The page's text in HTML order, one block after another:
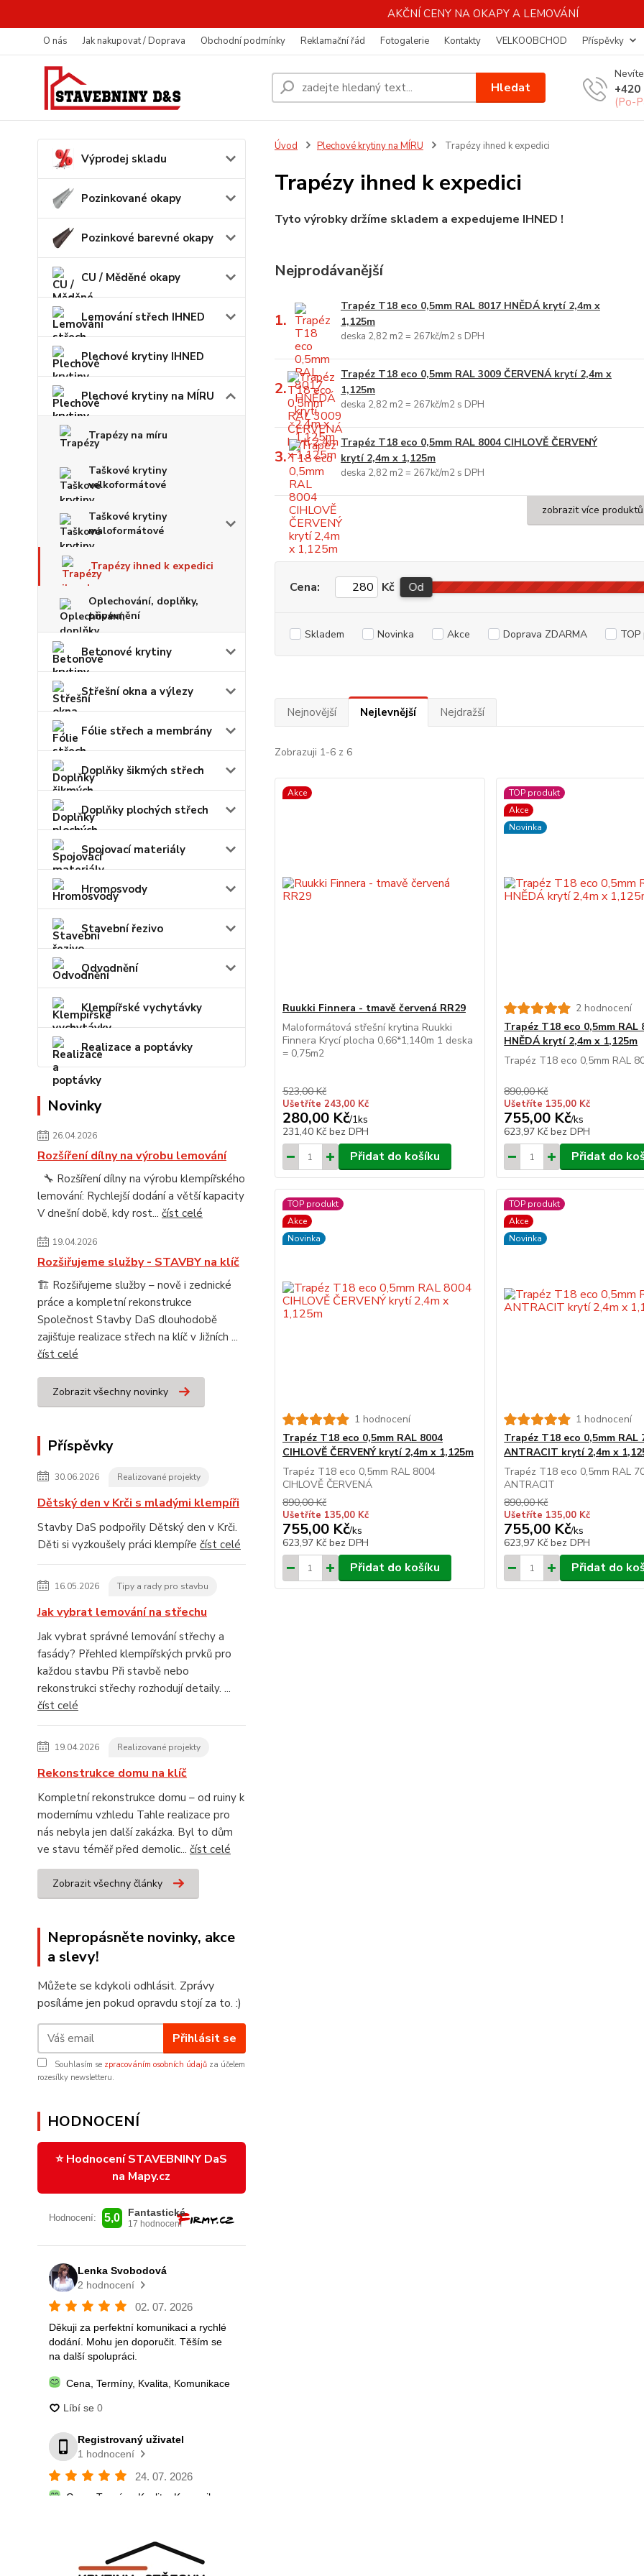
AKČNÍ CENY NA OKAPY A LEMOVÁNÍ
O nás Jak nakupovat / Doprava Obchodní podmínky Reklamační řád Fotogalerie Kontakty VELKOOBCHOD Příspěvky
Hledat
+420
(Po-
Výprodej skladu
Pozinkované okapy
Pozinkové barevné okapy
CU / Měděné okapy
Lemování střech IHNED
Plechové krytiny IHNED
Plechové krytiny na MÍRU
Trapézy na míru
Taškové krytiny
velkoformátové
Taškové krytiny
maloformátové
Trapézy ihned k expedici
Oplechování, doplňky,
připevnění
Betonové krytiny
Střešní okna a výlezy
Fólie střech a membrány
Doplňky šikmých střech
Doplňky plochých střech
Spojovací materiály
Hromosvody
Stavební řezivo
Odvodnění
Klempířské vychytávky
Realizace a poptávky
Novinky
26.04.2026
Rozšíření dílny na výrobu lemování
🔧 Rozšíření dílny na výrobu klempířského
lemování: Rychlejší dodání a větší kapacity
V dnešní době, kdy rost... číst celé
19.04.2026
Rozšiřujeme služby - STAVBY na klíč
🏗️ Rozšiřujeme služby – nově i zednické
práce a kompletní rekonstrukce
Společnost Stavby DaS dlouhodobě
zajišťuje realizace střech na klíč v Jižních ...
číst celé
Zobrazit všechny novinky
Příspěvky
30.06.2026 Realizované projekty
Dětský den v Krči s mladými klempíři
Stavby DaS podpořily Dětský den v Krči.
Děti si vyzkoušely práci klempíře číst celé
16.05.2026 Tipy a rady pro stavbu
Jak vybrat lemování na střechu
Jak vybrat správné lemování střechy a
fasády? Přehled klempířských prvků pro
každou stavbu Při stavbě nebo
rekonstrukci střechy rozhodují detaily. ...
číst celé
19.04.2026 Realizované projekty
Rekonstrukce domu na klíč
Kompletní rekonstrukce domu – od ruiny k
modernímu vzhledu Tahle realizace pro
nás nebyla jen další zakázka. Byl to dům
ve stavu téměř před demolic... číst celé
Zobrazit všechny články
Nepropásněte novinky, akce
a slevy!
Můžete se kdykoli odhlásit. Zprávy
posíláme jen pokud opravdu stojí za to. :)
Přihlásit se
Souhlasím se zpracováním osobních údajů za účelem
rozesílky newsletteru.
HODNOCENÍ
⭐ Hodnocení STAVEBNINY DaS
na Mapy.cz
Úvod Plechové krytiny na MÍRU Trapézy ihned k expedici
Trapézy ihned k expedici
Tyto výrobky držíme skladem a expedujeme IHNED !
Nejprodávanější
1.
Trapéz T18 eco 0,5mm RAL 8017 HNĚDÁ krytí 2,4m x
1,125m
deska 2,82 m2 = 267kč/m2 s DPH
2.
Trapéz T18 eco 0,5mm RAL 3009 ČERVENÁ krytí 2,4m x
1,125m
deska 2,82 m2 = 267kč/m2 s DPH
3.
Trapéz T18 eco 0,5mm RAL 8004 CIHLOVĚ ČERVENÝ
krytí 2,4m x 1,125m
deska 2,82 m2 = 267kč/m2 s DPH
zobrazit více produktů
Cena: Kč Od
Skladem Novinka Akce Doprava ZDARMA
Nejnovější Nejlevnější Nejdražší
Zobrazuji 1-6 z 6
Akce
Ruukki Finnera - tmavě červená RR29
Maloformátová střešní krytina Ruukki
Finnera Krycí plocha 0,66*1,140m 1 deska
= 0,75m2
523,00 Kč
Ušetříte 243,00 Kč
280,00 Kč/1ks
231,40 Kč bez DPH
Přidat do košíku
TOP produkt
Akce
Novinka
2 hodnocení
Trapéz T18 eco 0,5mm RAL
HNĚDÁ krytí 2,4m x 1,125m
Trapéz T18 eco 0,5mm RAL
890,00 Kč
Ušetříte 135,00 Kč
755,00 Kč/ks
623,97 Kčbez DPH
Přidat do
TOP produkt
Akce
Novinka
1 hodnocení
Trapéz T18 eco 0,5mm RAL 8004
CIHLOVĚ ČERVENÝ krytí 2,4m x 1,125m
Trapéz T18 eco 0,5mm RAL 8004
CIHLOVĚ ČERVENÁ
890,00 Kč
Ušetříte 135,00 Kč
755,00 Kč/ks
623,97 Kč bez DPH
Přidat do košíku
TOP produkt
Akce
Novinka
1 hodnocení
Trapéz T18 eco 0,5mm RAL
ANTRACIT krytí 2,4m x
Trapéz T18 eco 0,5mm RAL
ANTRACIT
890,00 Kč
Ušetříte 135,00 Kč
755,00 Kč/ks
623,97 Kčbez DPH
Přidat do